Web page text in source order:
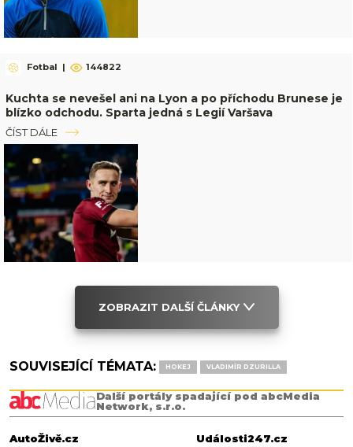
Fotbal | 144822
Kuchta se nevešel ani na Lyon a po příchodu Brunese je
blízko odchodu. Sparta jedná s Legií Varšava
ČÍST DÁLE
ZOBRAZIT DALŠÍ ČLÁNKY
SOUVISEJÍCÍ TÉMATA: HOKEJ VLADIMÍR DZURILLA
Další portály spadající pod abcMedia
Network, s.r.o.
AutoŽivě.cz
Události247.cz